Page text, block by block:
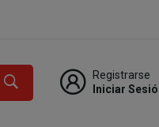
Registrarse
Iniciar